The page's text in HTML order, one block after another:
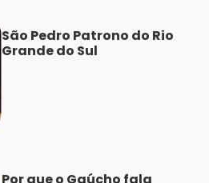
São Pedro Patrono do Rio
Grande do Sul